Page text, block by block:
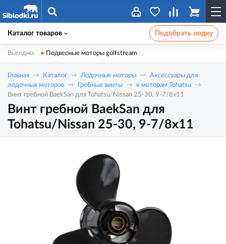
Каталог товаров Подобрать лодку
Выгодно: Подвесные моторы golfstream
Главная Каталог Лодочные моторы
Аксессуары для
лодочных моторов
Гребные винты
к моторам Tohatsu
Винт гребной BaekSan для Tohatsu/Nissan 25-30, 9-7/8x11
Винт гребной BaekSan для
Tohatsu/Nissan 25-30, 9-7/8x11